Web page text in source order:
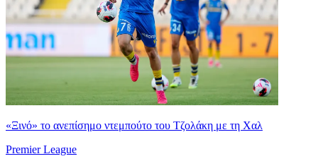
«Ξινό» το ανεπίσημο ντεμπούτο του Τζολάκη με τη Χαλ
Premier League